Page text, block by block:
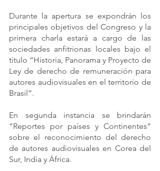
Durante la apertura se expondrán los
principales objetivos del Congreso y la
primera charla estará a cargo de las
sociedades anfitrionas locales bajo el
título “Historia, Panorama y Proyecto de
Ley de derecho de remuneración para
autores audiovisuales en el territorio de
Brasil”.
En segunda instancia se brindarán
“Reportes por países y Continentes”
sobre el reconocimiento del derecho
de autores audiovisuales en Corea del
Sur, India y África.